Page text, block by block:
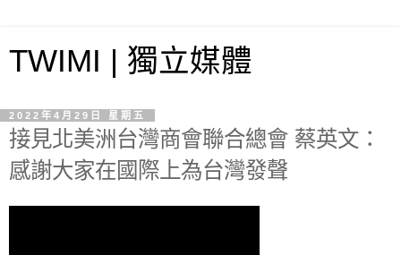
TWIMI | 獨立媒體
2022年4月29日 星期五
接見北美洲台灣商會聯合總會 蔡英文：
感謝大家在國際上為台灣發聲